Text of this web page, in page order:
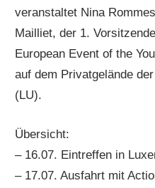
veranstaltet Nina
Mailliet, der 1.
European Event of the
auf dem Privatgelände
(LU).
Übersicht:
– 16.07. Eintreffen in
– 17.07. Ausfahrt mit